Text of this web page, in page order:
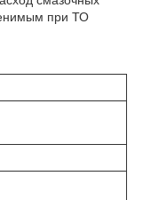
при ТО